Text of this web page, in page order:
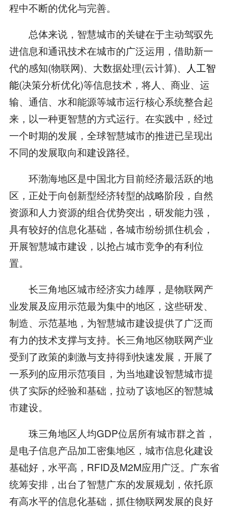
程中不断的优化与完善。
总体来说，智慧城市的关键在于主动驾驭先
进信息和通讯技术在城市的广泛运用，借助新一
代的感知(物联网)、大数据处理(云计算)、
人工智
能(决策分析优化)等信息技术，将人、商业、运
输、通信、水和能源等城市运行核心系统整合起
来，以一种更智慧的方式运行。在实践中，经过
一个时期的发展，全球智慧城市的推进已呈现出
不同的发展取向和建设路径。
环渤海地区是中国北方目前经济最活跃的地
区，正处于向创新型经济转型的战略阶段，自然
资源和人力资源的组合优势突出，研发能力强，
具有较好的信息化基础，各城市纷纷抓住机会，
开展智慧城市建设，以抢占城市竞争的有利位
置。
长三角地区城市经济实力雄厚，是物联网产
业发展及应用示范最为集中的地区，这些研发、
制造、示范基地，为智慧城市建设提供了广泛而
有力的技术支撑与支持。长三角地区物联网产业
受到了政策的刺激与支持得到快速发展，开展了
一系列的应用示范项目，为当地建设智慧城市提
供了实际的经验和基础，拉动了该地区的智慧城
市建设。
珠三角地区人均GDP位居所有城市群之首，
是电子信息产品加工密集地区，城市信息化建设
基础好，水平高，RFID及M2M应用广泛。广东省
统筹安排，出台了智慧广东的发展规划，依托原
有高水平的信息化基础，抓住物联网发展的良好